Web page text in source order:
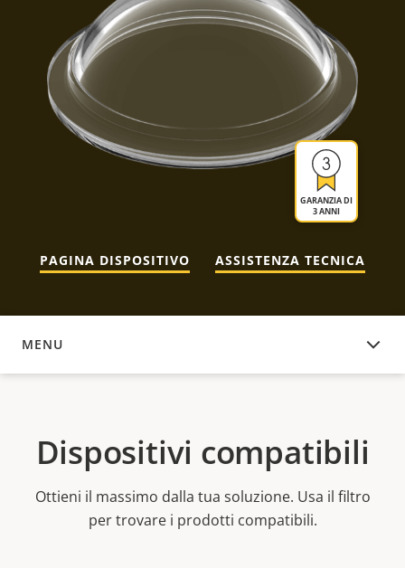
GARANZIA DI
3 ANNI
PAGINA DISPOSITIVO ASSISTENZA TECNICA
MENU
DISPOSITIVI COMPATIBILI
Dispositivi compatibili
Ottieni il massimo dalla tua soluzione. Usa il filtro
per trovare i prodotti compatibili.